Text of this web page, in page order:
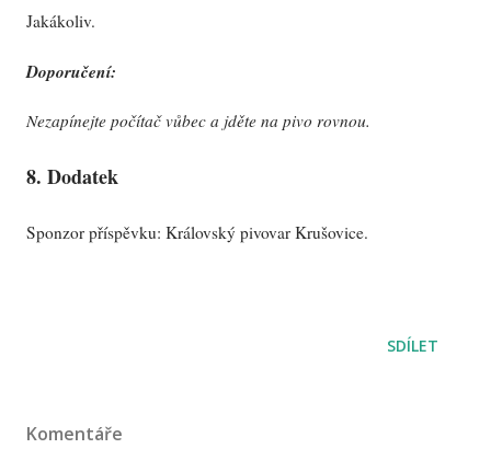
Jakákoliv.
Doporučení:
Nezapínejte počítač vůbec a jděte na pivo rovnou.
8. Dodatek
Sponzor příspěvku: Královský pivovar Krušovice.
SDÍLET
Komentáře